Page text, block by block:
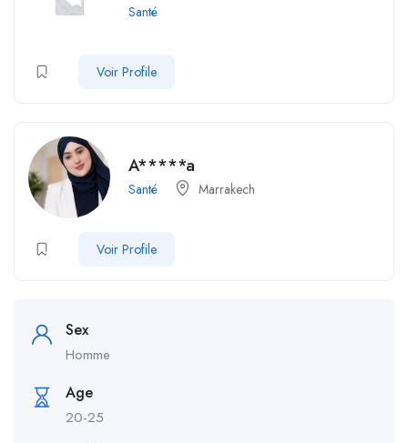
Santé
Voir Profile
A*****a
Santé Marrakech
Voir Profile
Sex
Homme
Age
20-25